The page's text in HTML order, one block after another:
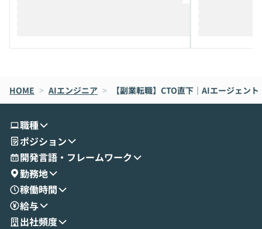
メルカリでの判断基準をもとに「なぜClau
oworkの基本的な機能をご紹介いただきま
す。 続く公開デモでは、実際にCoworkを
せいただきます。数分でワークフローが完
成する手軽さや、Gmail等の外部サービス
とセキュアに連携できるポイントなど、実
演を通じて具体的なイメージをお届けしま
す。 後半のディスカッションでは、セキュ
リティの考え方や社内導入の進め方など、
現場目線でさらに深掘りしていきます。
「自分の業務をAIで自動化してみたいけ
それぞれの本当
は、LLMのフル
ント構築の最前
HOME > AIエンジニア > 【副業転職】CTO直下｜AIエージェン
職種
ポジション
開発言語・フレームワーク
勤務地
稼働時間
給与
出社頻度